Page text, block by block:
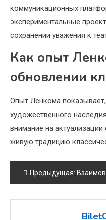
коммуникационных
экспериментальные
сохранении уважения к
Как опыт
обновлении
Опыт Ленкома показывает,
художественного
внимание на
живую традицию
Навигация
по
Предыдущая: Взаимовлияние